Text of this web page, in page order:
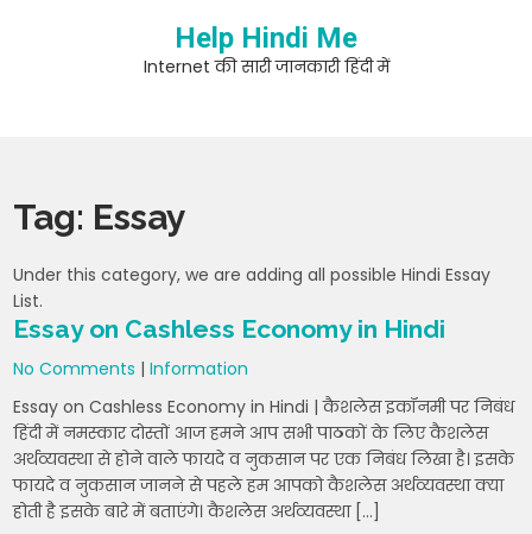
Help Hindi Me
Internet की सारी जानकारी हिंदी में
Tag: Essay
Under this category, we are adding all possible Hindi Essay
List.
Essay on Cashless Economy in Hindi
No Comments |Information
Essay on Cashless Economy in Hindi | कैशलेस इकॉनमी पर निबंध
हिंदी में नमस्कार दोस्तों आज हमने आप सभी पाठकों के लिए कैशलेस
अर्थव्यवस्था से होने वाले फायदे व नुकसान पर एक निबंध लिखा है। इसके
फायदे व नुकसान जानने से पहले हम आपको कैशलेस अर्थव्यवस्था क्या
होती है इसके बारे में बताएंगे। कैशलेस अर्थव्यवस्था […]